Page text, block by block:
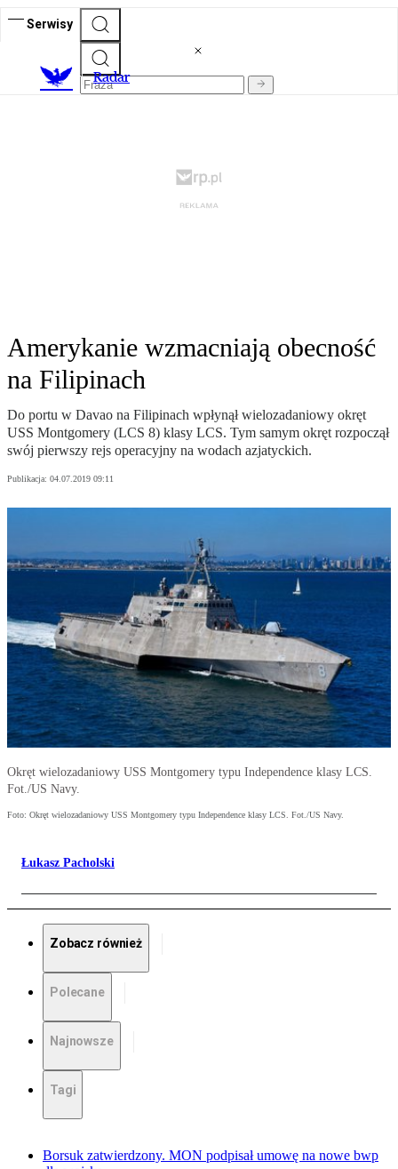
Serwisy
Radar
Amerykanie wzmacniają obecność
na Filipinach
Do portu w Davao na Filipinach wpłynął wielozadaniowy okręt
USS Montgomery (LCS 8) klasy LCS. Tym samym okręt rozpoczął
swój pierwszy rejs operacyjny na wodach azjatyckich.
Publikacja: 04.07.2019 09:11
Okręt wielozadaniowy USS Montgomery typu Independence klasy LCS.
Fot./US Navy.
Foto: Okręt wielozadaniowy USS Montgomery typu Independence klasy LCS. Fot./US Navy.
Łukasz Pacholski
Zobacz również
Polecane
Najnowsze
Tagi
Borsuk zatwierdzony. MON podpisał umowę na nowe bwp